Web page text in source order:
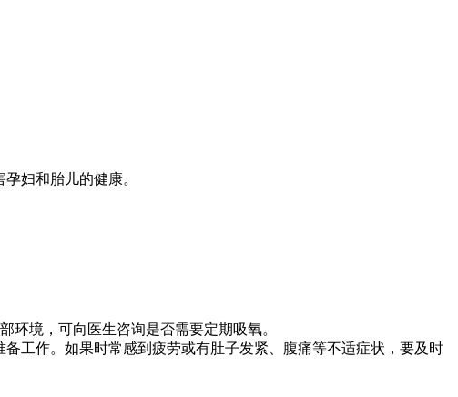
妇和胎儿的健康。
境，可向医生咨询是否需要定期吸氧。
工作。如果时常感到疲劳或有肚子发紧、腹痛等不适症状，要及时